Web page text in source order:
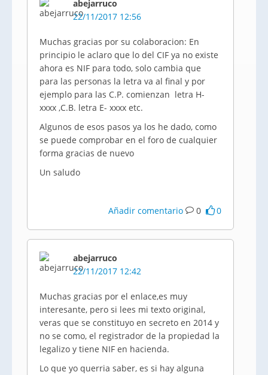
abejarruco
22/11/2017 12:56
Muchas gracias por su colaboracion: En
principio le aclaro que lo del CIF ya no existe
ahora es NIF para todo, solo cambia que
para las personas la letra va al final y por
ejemplo para las C.P. comienzan letra H-
xxxx ,C.B. letra E- xxxx etc.
Algunos de esos pasos ya los he dado, como
se puede comprobar en el foro de cualquier
forma gracias de nuevo
Un saludo
Añadir comentario 0 0
abejarruco
22/11/2017 12:42
Muchas gracias por el enlace,es muy
interesante, pero si lees mi texto original,
veras que se constituyo en secreto en 2014 y
no se como, el registrador de la propiedad la
legalizo y tiene NIF en hacienda.
Lo que yo querria saber, es si hay alguna